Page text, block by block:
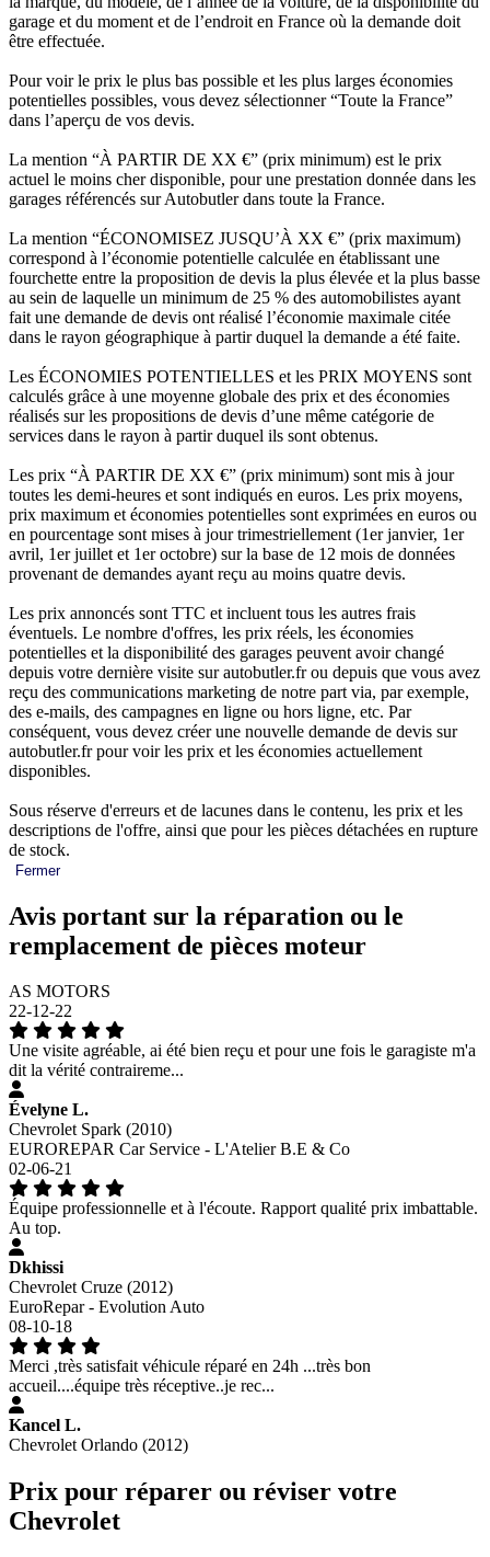
garage et du moment et de l’endroit en France où la demande doit
être effectuée.
Pour voir le prix le plus bas possible et les plus larges économies
potentielles possibles, vous devez sélectionner “Toute la France”
dans l’aperçu de vos devis.
La mention “À PARTIR DE XX €” (prix minimum) est le prix
actuel le moins cher disponible, pour une prestation donnée dans les
garages référencés sur Autobutler dans toute la France.
La mention “ÉCONOMISEZ JUSQU’À XX €” (prix maximum)
correspond à l’économie potentielle calculée en établissant une
fourchette entre la proposition de devis la plus élevée et la plus basse
au sein de laquelle un minimum de 25 % des automobilistes ayant
fait une demande de devis ont réalisé l’économie maximale citée
dans le rayon géographique à partir duquel la demande a été faite.
Les ÉCONOMIES POTENTIELLES et les PRIX MOYENS sont
calculés grâce à une moyenne globale des prix et des économies
réalisés sur les propositions de devis d’une même catégorie de
services dans le rayon à partir duquel ils sont obtenus.
Les prix “À PARTIR DE XX €” (prix minimum) sont mis à jour
toutes les demi-heures et sont indiqués en euros. Les prix moyens,
prix maximum et économies potentielles sont exprimées en euros ou
en pourcentage sont mises à jour trimestriellement (1er janvier, 1er
avril, 1er juillet et 1er octobre) sur la base de 12 mois de données
provenant de demandes ayant reçu au moins quatre devis.
Les prix annoncés sont TTC et incluent tous les autres frais
éventuels. Le nombre d'offres, les prix réels, les économies
potentielles et la disponibilité des garages peuvent avoir changé
depuis votre dernière visite sur autobutler.fr ou depuis que vous avez
reçu des communications marketing de notre part via, par exemple,
des e-mails, des campagnes en ligne ou hors ligne, etc. Par
conséquent, vous devez créer une nouvelle demande de devis sur
autobutler.fr pour voir les prix et les économies actuellement
disponibles.
Sous réserve d'erreurs et de lacunes dans le contenu, les prix et les
descriptions de l'offre, ainsi que pour les pièces détachées en rupture
de stock.
Fermer
Avis portant sur la réparation ou le
remplacement de pièces moteur
AS MOTORS
22-12-22
Une visite agréable, ai été bien reçu et pour une fois le garagiste m'a
dit la vérité contraireme...
Évelyne L.
Chevrolet Spark (2010)
EUROREPAR Car Service - L'Atelier B.E & Co
02-06-21
Équipe professionnelle et à l'écoute. Rapport qualité prix imbattable.
Au top.
Dkhissi
Chevrolet Cruze (2012)
EuroRepar - Evolution Auto
08-10-18
Merci ,très satisfait véhicule réparé en 24h ...très bon
accueil....équipe très réceptive..je rec...
Kancel L.
Chevrolet Orlando (2012)
Prix pour réparer ou réviser votre
Chevrolet